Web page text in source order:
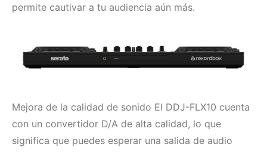
permite cautivar a tu audiencia aún más.
Mejora de la calidad de sonido El DDJ-FLX10 cuenta
con un convertidor D/A de alta calidad, lo que
significa que puedes esperar una salida de audio